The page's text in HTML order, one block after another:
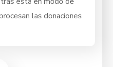
las donaciones